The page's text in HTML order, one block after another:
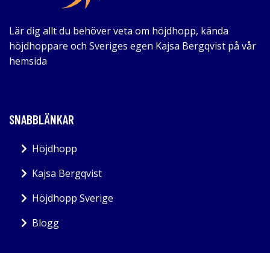
Lär dig allt du behöver veta om höjdhopp, kända
höjdhoppare och Sveriges egen Kajsa Bergqvist på vår
hemsida
SNABBLÄNKAR
Höjdhopp
Kajsa Bergqvist
Höjdhopp Sverige
Blogg